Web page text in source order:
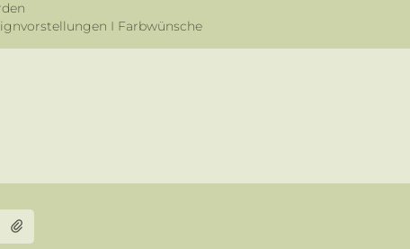
I Farbwünsche